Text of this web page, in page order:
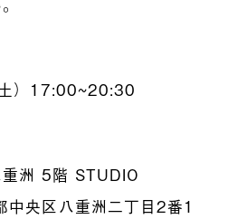
）17:00~20:30
洲 5階 STUDIO
央区八重洲二丁目2番1